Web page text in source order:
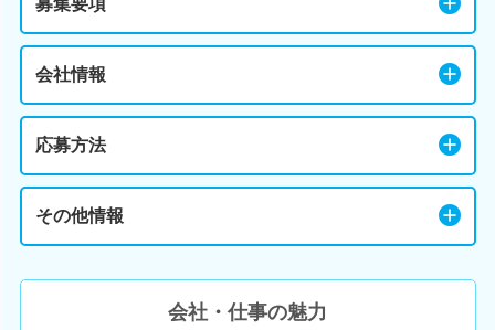
募集要項
会社情報
応募方法
その他情報
会社・仕事の魅力